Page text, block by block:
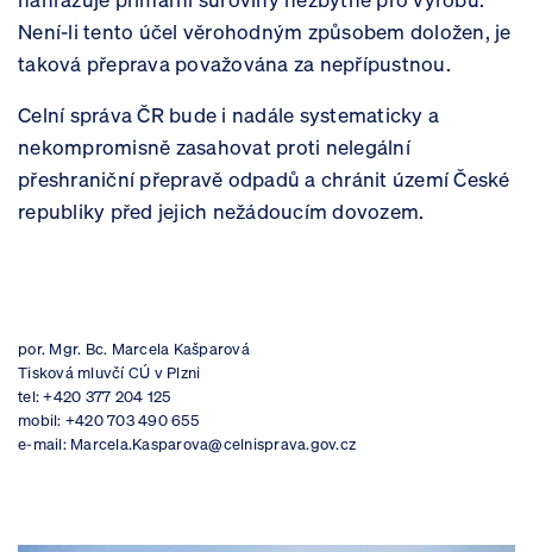
Není-li tento účel věrohodným způsobem doložen, je
taková přeprava považována za nepřípustnou.
Celníspráva ČR bude i nadále systematicky a
nekompromisně zasahovat proti nelegální
přeshraniční přepravě odpadů a chránit území České
republiky před jejich nežádoucím dovozem.
por. Mgr. Bc. Marcela Kašparová
Tisková mluvčí CÚ v Plzni
tel: +420 377 204 125
mobil: +420 703 490 655
e-mail: Marcela.Kasparova@celnisprava.gov.cz